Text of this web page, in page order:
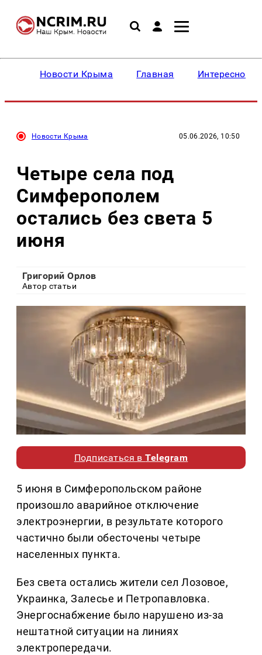
Новости Крыма Главная Интересное
Новости Крыма 05.06.2026, 10:50
Четыре села под
Симферополем
остались без света 5
июня
Григорий Орлов
Автор статьи
Подписаться вTelegram
5 июня в Симферопольском районе
произошло аварийное отключение
электроэнергии, в результате которого
частично были обесточены четыре
населенных пункта.
Без света остались жители сел Лозовое,
Украинка, Залесье и Петропавловка.
Энергоснабжение было нарушено из-за
нештатной ситуации на линиях
электропередачи.